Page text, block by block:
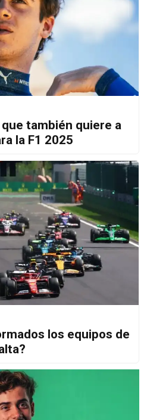
también quiere a
la F1 2025
los equipos de